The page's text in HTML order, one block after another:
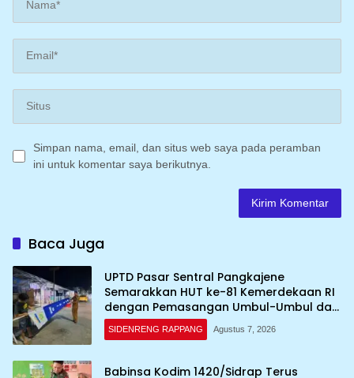
Simpan nama, email, dan situs web saya pada peramban
ini untuk komentar saya berikutnya.
Baca Juga
UPTD Pasar Sentral Pangkajene
Semarakkan HUT ke-81 Kemerdekaan RI
dengan Pemasangan Umbul-Umbul dan
Dekorasi Merah Putih
SIDENRENG RAPPANG Agustus 7, 2026
Babinsa Kodim 1420/Sidrap Terus